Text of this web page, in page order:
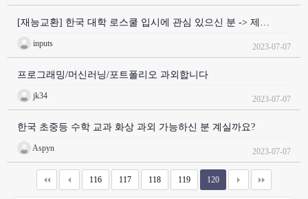
[재능교환] 한국 대학 로스쿨 입시에 관심 있으신 분 -> 제…
inputs 2023-07-07
프로그래밍/머신러닝/포트폴리오 과외합니다
jk34 2023-07-07
한국 초중등 수학 교과 화상 과외 가능하신 분 계실까요?
Aspyn 2023-07-07
116 117 118 119 120